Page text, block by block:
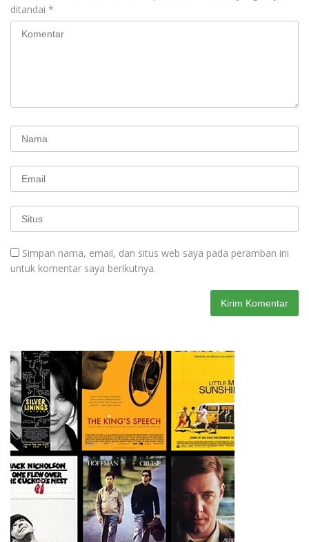
ditandai *
Simpan nama, email, dan situs web saya pada peramban ini
untuk komentar saya berikutnya.